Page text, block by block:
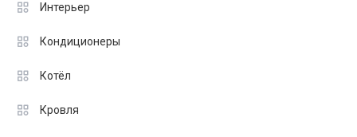
Интерьер
Кондиционеры
Котёл
Кровля